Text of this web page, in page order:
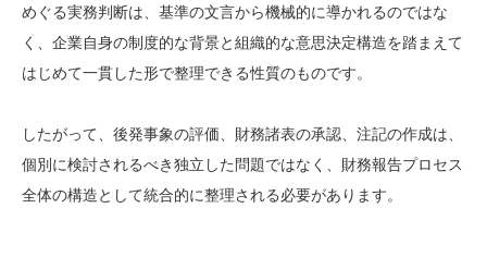
めぐる実務判断は、基準の文言から機械的に導かれるのではな
く、企業自身の制度的な背景と組織的な意思決定構造を踏まえて
はじめて一貫した形で整理できる性質のものです。
したがって、後発事象の評価、財務諸表の承認、注記の作成は、
個別に検討されるべき独立した問題ではなく、財務報告プロセス
全体の構造として統合的に整理される必要があります。